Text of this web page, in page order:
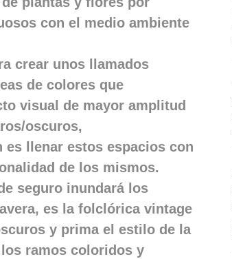
con el medio ambiente
crear unos llamados
de colores que
visual de mayor amplitud
oscuros,
llenar estos espacios con
de los mismos.
seguro inundará los
es la folclórica vintage
y prima el estilo de la
ramos coloridos y